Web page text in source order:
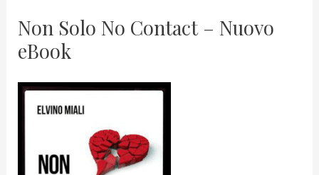
Non Solo No Contact – Nuovo
eBook